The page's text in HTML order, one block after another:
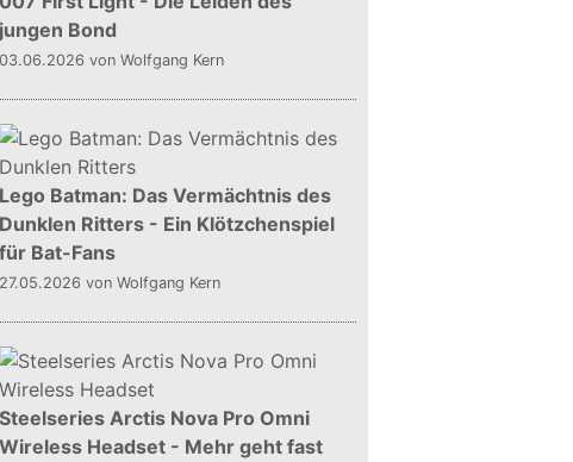
jungen Bond
03.06.2026 von Wolfgang Kern
Lego Batman: Das Vermächtnis des
Dunklen Ritters - Ein Klötzchenspiel
für Bat-Fans
27.05.2026 von Wolfgang Kern
Steelseries Arctis Nova Pro Omni
Wireless Headset - Mehr geht fast